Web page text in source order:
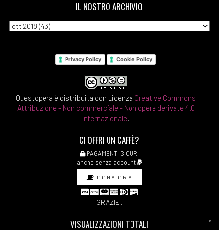
IL NOSTRO ARCHIVIO
Privacy Policy Cookie Policy
Quest'opera è distribuita con Licenza Creative Commons
Attribuzione - Non commerciale - Non opere derivate 4.0
Internazionale.
CI OFFRI UN CAFFÈ?
PAGAMENTI SICURI
anche senza account
DONA ORA
GRAZIE!
VISUALIZZAZIONI TOTALI